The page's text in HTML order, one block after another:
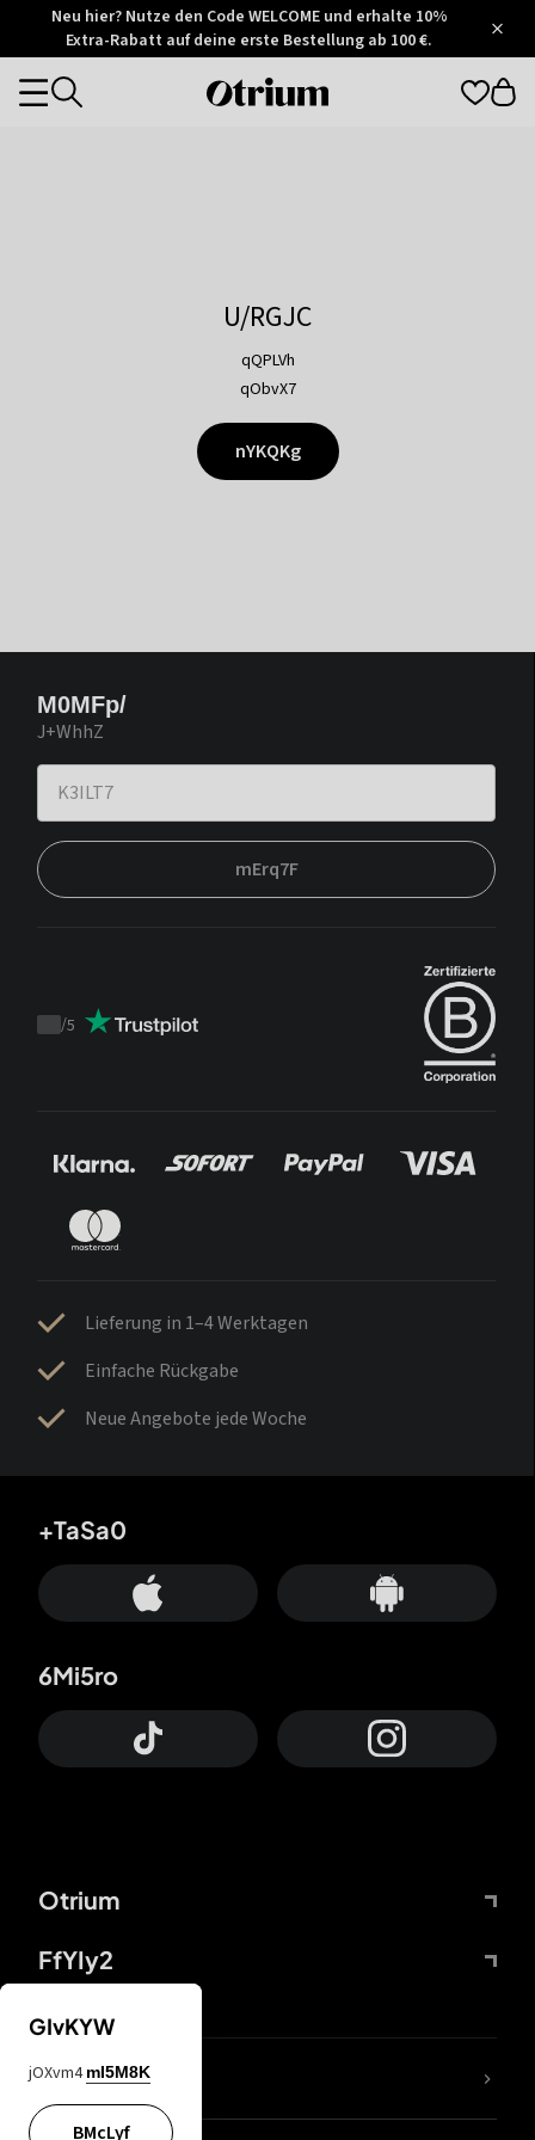
Otrium
Trustpilot
Neu hier? Nutze den Code WELCOME und erhalte 10%
Extra-Rabatt auf deine erste Bestellung ab 100 €.
Otrium
Categories
U/RGJC
qQPLVh
qObvX7
nYKQKg
M0MFp/
J+WhhZ
mErq7F
Trustpilot
/5
Lieferung in 1–4 Werktagen
Einfache Rückgabe
Neue Angebote jede Woche
Otrium
FfYIy2
+TaSa0
6Mi5ro
DDcvSo
GIvKYW
jOXvm4 mI5M8K
BMcLyf